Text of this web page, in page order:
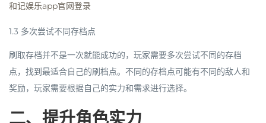
和记娱乐app官网登录
1.3 多次尝试不同存档点
刷取存档并不是一次就能成功的，玩家需要多次尝试不同的存档
点，找到最适合自己的刷档点。不同的存档点可能有不同的敌人和
奖励，玩家需要根据自己的实力和需求进行选择。
二、提升角色实力